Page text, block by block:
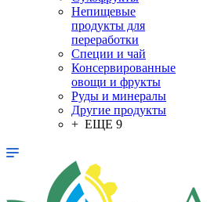
Непищевые
продукты для
переработки
Специи и чай
Консервированные
овощи и фрукты
Руды и минералы
Другие продукты
+ ЕЩЕ 9